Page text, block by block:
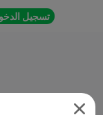
تسجيل
